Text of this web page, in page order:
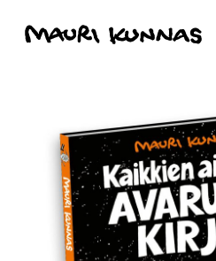
Siirry
Mauri Kunnas